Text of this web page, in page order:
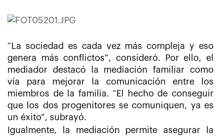
“La sociedad es cada vez más compleja y eso
genera más conflictos”, consideró. Por ello, el
mediador destacó la mediación familiar como
vía para mejorar la comunicación entre los
miembros de la familia. “El hecho de conseguir
que los dos progenitores se comuniquen, ya es
un éxito”, subrayó.
Igualmente, la mediación permite asegurar la